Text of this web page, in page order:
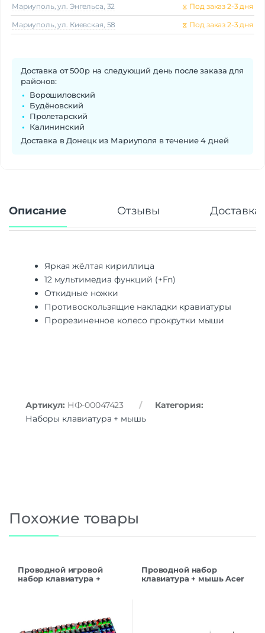
Мариуполь, ул. Энгельса, 32 ⧖ Под заказ 2-3 дня
Мариуполь, ул. Киевская, 58 ⧖ Под заказ 2-3 дня
Доставка от 500р на следующий день после заказа для
районов:
Ворошиловский
Будёновский
Пролетарский
Калининский
Доставка в Донецк из Мариуполя в течение 4 дней
Описание Отзывы Доставка
Яркая жёлтая кириллица
12 мультимедиа функций (+Fn)
Откидные ножки
Противоскользящие накладки кравиатуры
Прорезиненное колесо прокрутки мыши
Артикул: НФ-00047423
Категория:
Наборы клавиатура + мышь
Похожие товары
Проводной игровой
набор клавиатура +
Проводной набор
клавиатура + мышь Acer